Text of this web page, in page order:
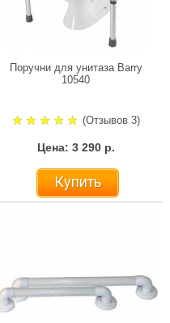
Поручни для унитаза Barry
10540
(Отзывов 3)
Цена: 3 290 р.
Купить